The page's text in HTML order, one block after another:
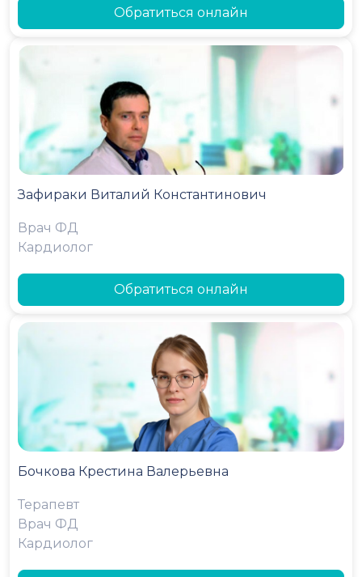
Обратиться онлайн
Зафираки Виталий Константинович
Врач ФД
Кардиолог
Обратиться онлайн
Бочкова Крестина Валерьевна
Терапевт
Врач ФД
Кардиолог